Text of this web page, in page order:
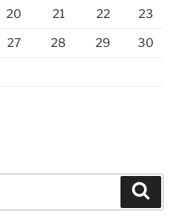
20 21 22 23
27 28 29 30